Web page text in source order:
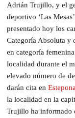
Adrián Trujillo, y el
deportivo ‘Las
presentado hoy los
Categoría Absoluta y
en categoría
localidad durante el
elevado número de
darán cita en Estepona
la localidad en la
Trujillo ha informado